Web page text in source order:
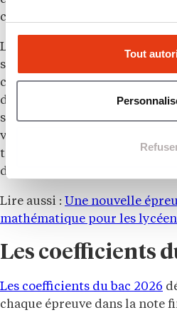
Tout
concernés.
L’introduction de cette
sur la pondération globale du
conserver un total de 100
du
sont ajustés à
session 2027 (de 10 à 8 en voie
voie technologique). Pour les
terminale, qui passent lebac
de coefficient n’intervient
Lire aussi : Une nouvelle
mathématique pour les
Les coefficients
Les coefficients du bac 2026
chaque épreuve dans la note